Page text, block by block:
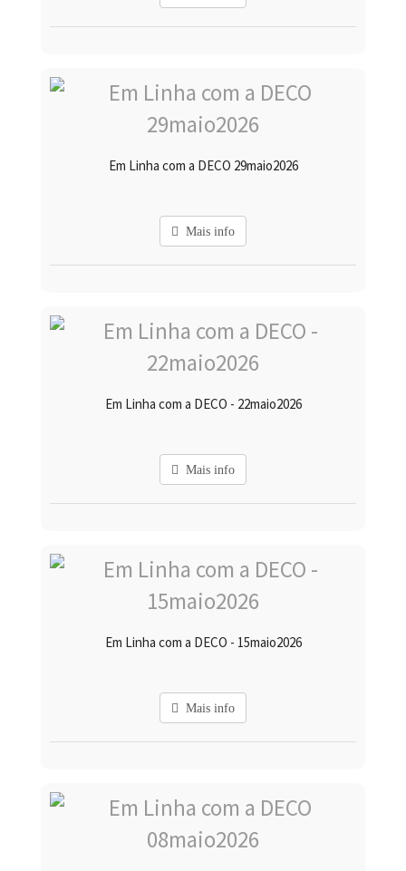
Em Linha com a DECO 29maio2026
Mais info
Em Linha com a DECO - 22maio2026
Mais info
Em Linha com a DECO - 15maio2026
Mais info